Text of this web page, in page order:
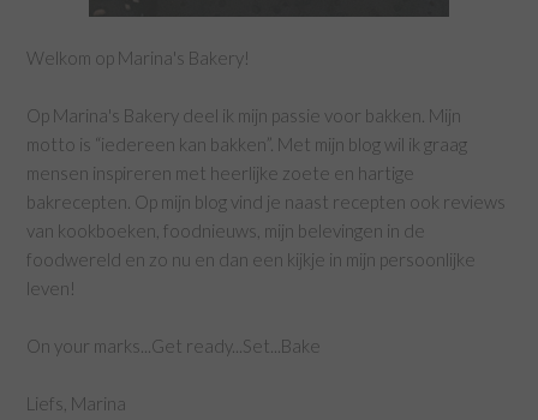
Welkom op Marina's Bakery!
Op Marina's Bakery deel ik mijn passie voor bakken. Mijn
motto is “iedereen kan bakken”. Met mijn blog wil ik graag
mensen inspireren met heerlijke zoete en hartige
bakrecepten. Op mijn blog vind je naast recepten ook reviews
van kookboeken, foodnieuws, mijn belevingen in de
foodwereld en zo nu en dan een kijkje in mijn persoonlijke
leven!
On your marks...Get ready...Set...Bake
Liefs, Marina